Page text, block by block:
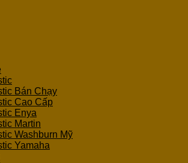
Bán Chạy
Cao Cấp
Enya
Martin
Washburn Mỹ
Yamaha